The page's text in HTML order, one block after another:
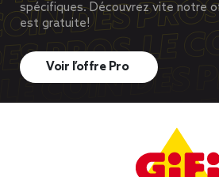
spécifiques. Découvrez vite notre
est gratuite!
Voir l’offre Pro